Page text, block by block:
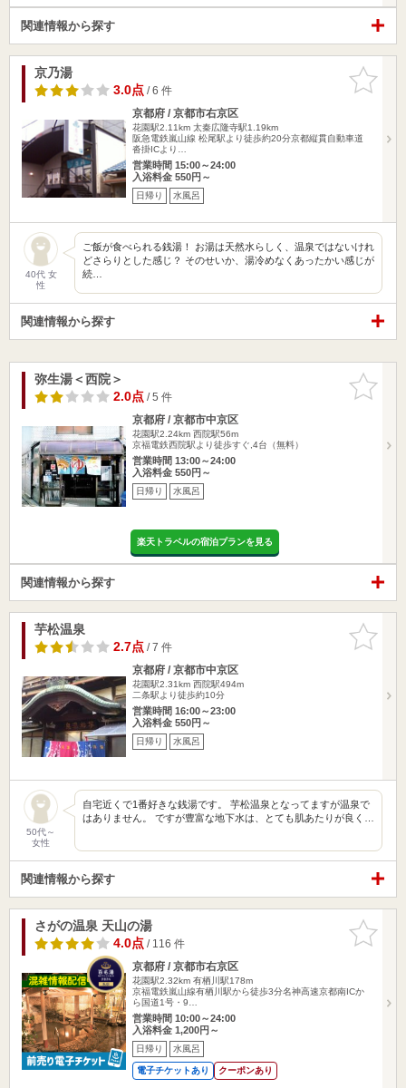
関連情報から探す
お気に入
りに追加
京乃湯
3.0点/ 6 件
京都府 / 京都市右京区
花園駅2.11km 太秦広隆寺駅1.19km
阪急電鉄嵐山線 松尾駅より徒歩約20分京都縦貫自動車道
沓掛ICより…
営業時間 15:00～24:00
入浴料金 550円～
日帰り 水風呂
40代 女
性
ご飯が食べられる銭湯！ お湯は天然水らしく、温泉ではないけれ
どさらりとした感じ？ そのせいか、湯冷めなくあったかい感じが
続…
関連情報から探す
お気に入
りに追加
弥生湯＜西院＞
2.0点/ 5 件
京都府 / 京都市中京区
花園駅2.24km 西院駅56m
京福電鉄西院駅より徒歩すぐ,4台（無料）
営業時間 13:00～24:00
入浴料金 550円～
日帰り 水風呂
楽天トラベルの宿泊プランを見る
関連情報から探す
お気に入
りに追加
芋松温泉
2.7点/ 7 件
京都府 / 京都市中京区
花園駅2.31km 西院駅494m
二条駅より徒歩約10分
営業時間 16:00～23:00
入浴料金 550円～
日帰り 水風呂
50代～
女性
自宅近くで1番好きな銭湯です。 芋松温泉となってますが温泉で
はありません。 ですが豊富な地下水は、とても肌あたりが良く…
関連情報から探す
お気に入
りに追加
さがの温泉 天山の湯
4.0点/ 116 件
京都府 / 京都市右京区
花園駅2.32km 有栖川駅178m
京福電鉄嵐山線有栖川駅から徒歩3分名神高速京都南ICか
ら国道1号・9…
営業時間 10:00～24:00
入浴料金 1,200円～
日帰り 水風呂
電子チケットあり クーポンあり